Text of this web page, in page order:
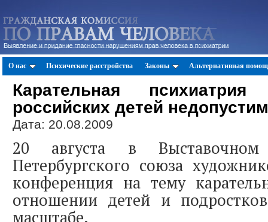
О нас Психические расстройства Законы Альтернативная
Карательная
российских детей
Дата: 20.08.2009
20 августа в
Петербургского союза
конференция на тему
отношении детей и
масштабе.